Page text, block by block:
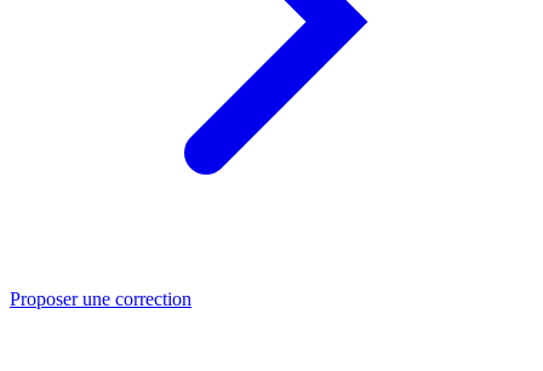
Proposer une correction